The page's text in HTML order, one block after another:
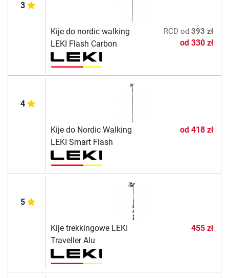
3
Kije do nordic walking
LEKI Flash Carbon
RCD od 393 zł
od 330 zł
4
Kije do Nordic Walking
LEKI Smart Flash
od 418 zł
5
Kije trekkingowe LEKI
Traveller Alu
455 zł